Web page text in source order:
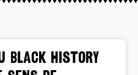
Black History